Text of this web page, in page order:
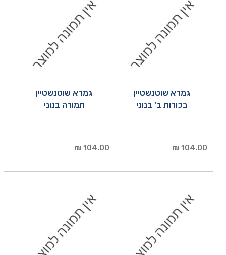
גמרא שוטנשטיין
בכורות ב' בנוני
104.00 ₪
גמרא שוטנשטיין
תמורה בנוני
104.00 ₪